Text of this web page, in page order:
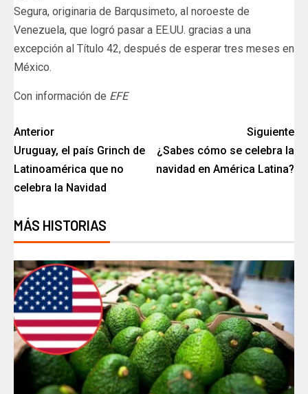
Segura, originaria de Barqusimeto, al noroeste de
Venezuela, que logró pasar a EE.UU. gracias a una
excepción al Título 42, después de esperar tres meses en
México.
Con información de EFE
Anterior
Uruguay, el país Grinch de
Latinoamérica que no
celebra la Navidad
Siguiente
¿Sabes cómo se celebra la
navidad en América Latina?
MÁS HISTORIAS